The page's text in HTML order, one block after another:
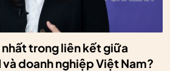
nhất trong liên kết giữa
doanh nghiệp Việt Nam?